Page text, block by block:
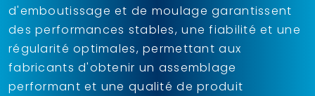
d'emboutissage et de moulage garantissent
des performances stables, une fiabilité et une
régularité optimales, permettant aux
fabricants d'obtenir un assemblage
performant et une qualité de produit